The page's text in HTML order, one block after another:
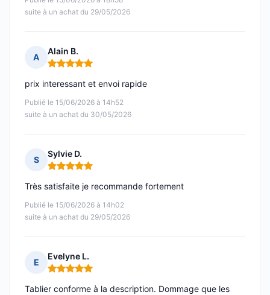
suite à un achat du 29/05/2026
A
Alain B.
Note : 5 sur 5
Publié le 15/06/2026 à 14h52
suite à un achat du 30/05/2026
prix interessant et envoi rapide
S
Sylvie D.
Note : 5 sur 5
Publié le 15/06/2026 à 14h02
suite à un achat du 29/05/2026
Très satisfaite je recommande fortement
E
Evelyne L.
Note : 5 sur 5
Tablier conforme à la description. Dommage que les